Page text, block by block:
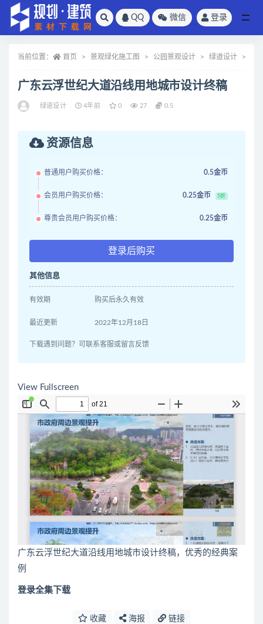
QQ 微信 登录
当前位置： 首页 景观绿化施工图 公园景观设计 绿道设计
广东云浮世纪大道沿线用地城市设计终稿
绿道设计 4年前 0 27 0.5
资源信息
普通用户购买价格： 0.5金币
会员用户购买价格： 0.25金币 5折
尊贵会员用户购买价格： 0.25金币
登录后购买
其他信息
有效期 购买后永久有效
最近更新 2022年12月18日
下载遇到问题？可联系客服或留言反馈
View Fullscreen
广东云浮世纪大道沿线用地城市设计终稿，优秀的经典案
例
登录全集下载
收藏 海报 链接
全部